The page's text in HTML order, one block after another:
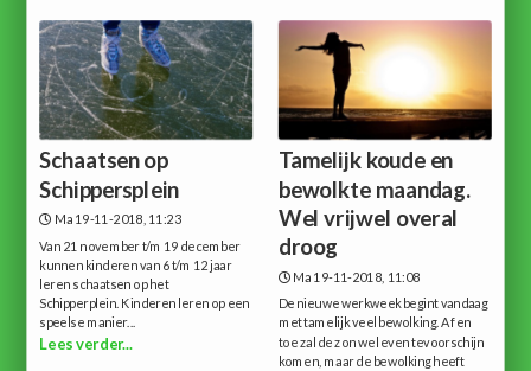
Schaatsen op
Schippersplein
Ma 19-11-2018, 11:23
Van 21 november t/m 19 december
kunnen kinderen van 6 t/m 12 jaar
leren schaatsen op het
Schipperplein. Kinderen leren op een
speelse manier...
Lees verder...
Tamelijk koude en
bewolkte maandag.
Wel vrijwel overal
droog
Ma 19-11-2018, 11:08
De nieuwe werkweek begint vandaag
met tamelijk veel bewolking. Af en
toe zal de zon wel even tevoorschijn
komen, maar de bewolking heeft